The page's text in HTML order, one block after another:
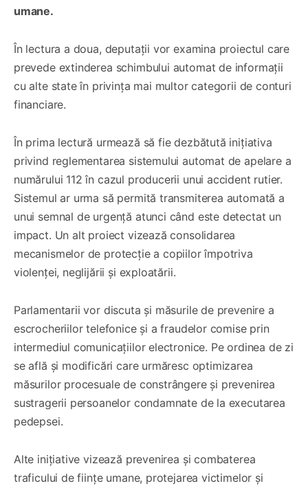
umane.
În lectura a doua, deputații vor examina proiectul care
prevede extinderea schimbului automat de informații
cu alte state în privința mai multor categorii de conturi
financiare.
În prima lectură urmează să fie dezbătută inițiativa
privind reglementarea sistemului automat de apelare a
numărului 112 în cazul producerii unui accident rutier.
Sistemul ar urma să permită transmiterea automată a
unui semnal de urgență atunci când este detectat un
impact. Un alt proiect vizează consolidarea
mecanismelor de protecție a copiilor împotriva
violenței, neglijării și exploatării.
Parlamentarii vor discuta și măsurile de prevenire a
escrocheriilor telefonice și a fraudelor comise prin
intermediul comunicațiilor electronice. Pe ordinea de zi
se află și modificări care urmăresc optimizarea
măsurilor procesuale de constrângere și prevenirea
sustragerii persoanelor condamnate de la executarea
pedepsei.
Alte inițiative vizează prevenirea și combaterea
traficului de ființe umane, protejarea victimelor și